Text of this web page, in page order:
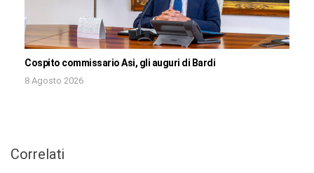
Cospito commissario Asi, gli auguri di Bardi
8 Agosto 2026
Correlati